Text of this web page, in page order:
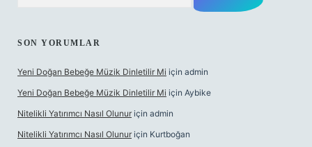
SON YORUMLAR
Yeni Doğan Bebeğe Müzik Dinletilir Mi için admin
Yeni Doğan Bebeğe Müzik Dinletilir Mi için Aybike
Nitelikli Yatırımcı Nasıl Olunur için admin
Nitelikli Yatırımcı Nasıl Olunur için Kurtboğan